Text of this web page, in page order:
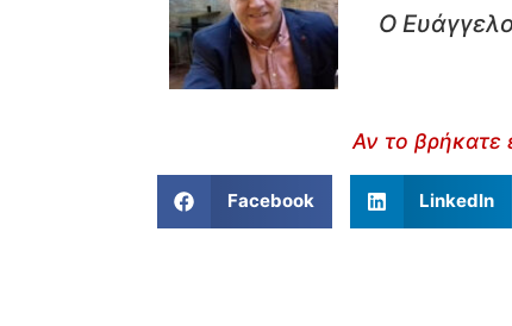
Ο
Αν το βρήκατε
Facebook LinkedIn